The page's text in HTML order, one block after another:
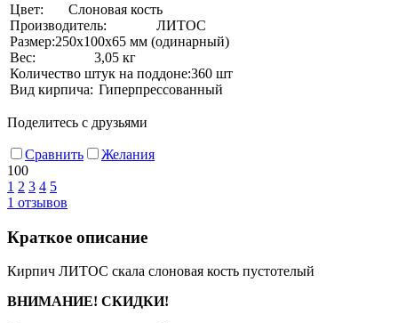
Цвет:
Слоновая кость
Производитель:
ЛИТОС
Размер:250х100х65 мм (одинарный)
Вес:
3,05 кг
Количество штук на поддоне:360 шт
Вид кирпича: Гиперпрессованный
Поделитесь с друзьями
Сравнить
Желания
100
1 2 3 4 5
1 отзывов
Краткое описание
Кирпич ЛИТОС скала слоновая кость пустотелый
ВНИМАНИЕ! СКИДКИ!